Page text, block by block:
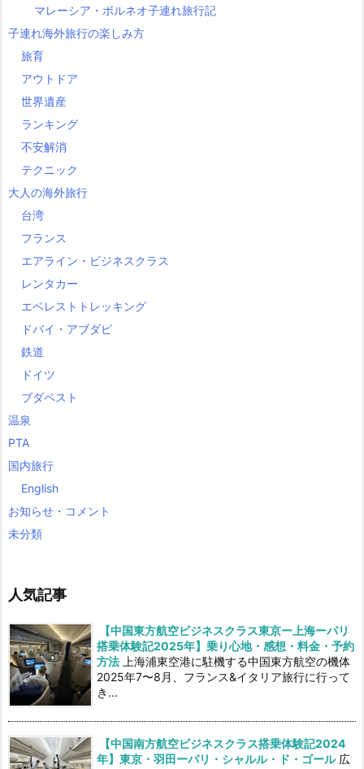
マレーシア・ボルネオ子連れ旅行記
子連れ海外旅行の楽しみ方
旅育
アウトドア
世界遺産
ランキング
不安解消
テクニック
大人の海外旅行
台湾
フランス
エアライン・ビジネスクラス
レンタカー
エベレストトレッキング
ドバイ・アブダビ
鉄道
ドイツ
ブダペスト
温泉
PTA
国内旅行
English
お知らせ・コメント
未分類
人気記事
【中国東方航空ビジネスクラス東京ー上海ーパリ
搭乗体験記2025年】乗り心地・感想・料金・予約
方法 上海浦東空港に駐機する中国東方航空の機体
2025年7〜8月、フランス&イタリア旅行に行って
き...
【中国南方航空ビジネスクラス搭乗体験記2024
年】東京・羽田ーパリ・シャルル・ド・ゴール 広